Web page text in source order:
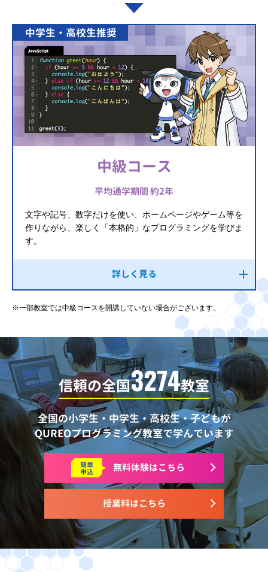
中学生・高校生推奨
中級コース
平均通学期間 約2年
文字や記号、数字だけを使い、ホームページやゲーム等を
作りながら、楽しく「本格的」なプログラミングを学びま
す。
詳しく見る
※一部教室では中級コースを開講していない場合がございます。
信頼の全国3274教室
全国の小学生・中学生・高校生・子どもが
QUREOプログラミング教室で学んでいます
授業料はこちら
簡単
申込 無料体験はこちら